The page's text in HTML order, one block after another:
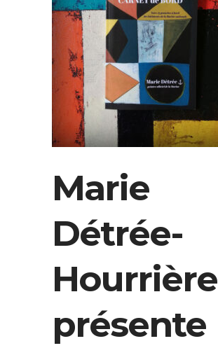
Marie
Détrée-
Hourrière
présente